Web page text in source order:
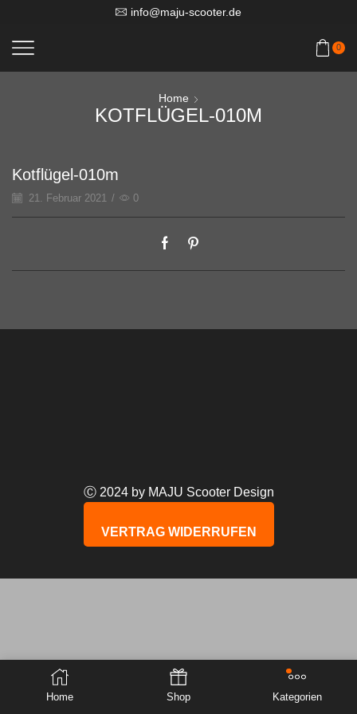
info@maju-scooter.de
0
Home
KOTFLÜGEL-010M
Kotflügel-010m
21. Februar 2021 / 0
Ⓒ 2024 by MAJU Scooter Design
VERTRAG WIDERRUFEN
Home Shop Kategorien